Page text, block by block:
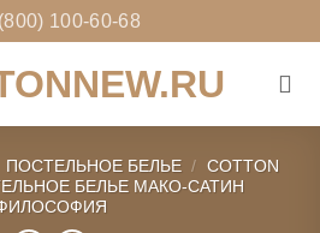
100-60-68
ПОСТЕЛЬНОЕ БЕЛЬЕ / COTTON
БЕЛЬЕ МАКО-САТИН